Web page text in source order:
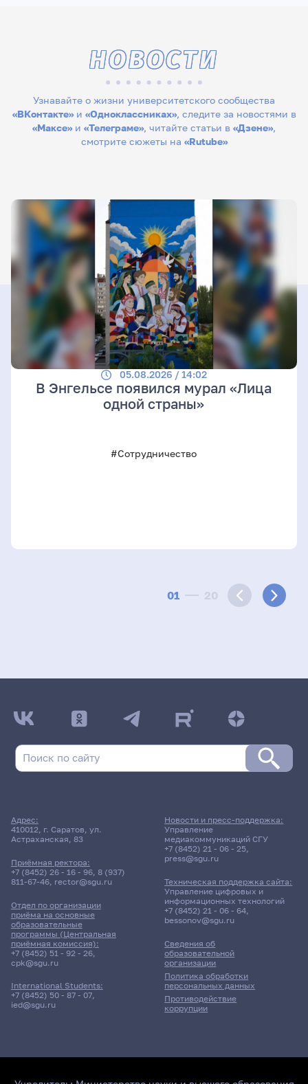
Узнавайте о жизни университетского сообщества
«ВКонтакте»и «Одноклассниках», следите за новостями в
«Максе» и «Телеграме», читайте статьи в «Дзене»,
смотрите сюжеты на «Rutube»
НОВОСТИ
01 20
05.08.2026 / 14:02
В Энгельсе появился мурал «Лица
одной страны»
#Сотрудничество
Адрес:
410012, г. Саратов, ул.
Астраханская, 83
Приёмная ректора:
+7 (8452) 26 - 16 - 96, 8 (937)
811-67-46, rector@sgu.ru
Отдел по организации
приёма на основные
образовательные
программы (Центральная
приёмная комиссия):
+7 (8452) 51 - 92 - 26,
cpk@sgu.ru
International Students:
+7 (8452) 50 - 87 - 07,
ied@sgu.ru
Сведения об
образовательной
организации
Политика обработки
персональных данных
Противодействие
коррупции
Новости и пресс-поддержка:
Управление
медиакоммуникаций СГУ
+7 (8452) 21 - 06 - 25,
press@sgu.ru
Техническая поддержка сайта:
Управление цифровых и
информационных технологий
+7 (8452) 21 - 06 - 64,
bessonov@sgu.ru